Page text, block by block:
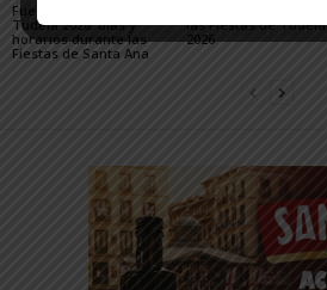
Fuegos artificiales en
Tudela 2026: días y
horarios durante las
Fiestas de Santa Ana
las Fiestas de Tudela
2026